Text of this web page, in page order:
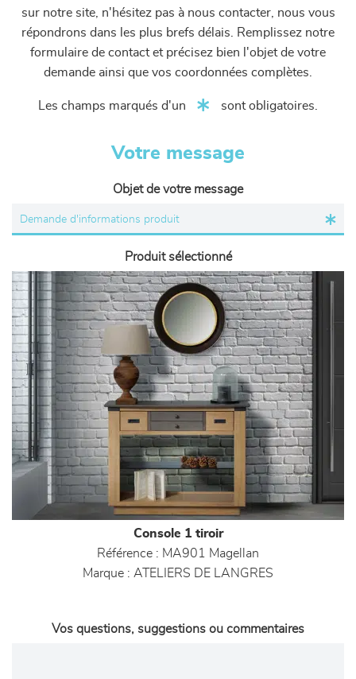
sur notre site, n'hésitez pas à nous contacter, nous vous
répondrons dans les plus brefs délais. Remplissez notre
formulaire de contact et précisez bien l'objet de votre
demande ainsi que vos coordonnées complètes.
Les champs marqués d'un sont obligatoires.
Votre message
Objet de votre message
Produit sélectionné
Console 1 tiroir
Référence : MA901 Magellan
Marque : ATELIERS DE LANGRES
Vos questions, suggestions ou commentaires